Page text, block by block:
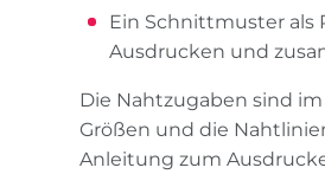
Ein Schnittmuster als
Ausdrucken und
Die Nahtzugaben sind
Größen und die
Anleitung zum